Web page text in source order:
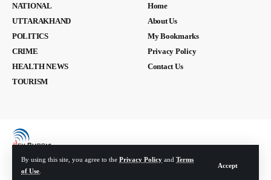
By using this site, you agree to the Privacy Policy and Terms
of Use
Accept
NATIONAL
UTTARAKHAND
POLITICS
CRIME
HEALTH NEWS
TOURISM
Home
About Us
My Bookmarks
Privacy Policy
Contact Us
© Devbhoomi Media. All Rights Reserved. | Developed By: